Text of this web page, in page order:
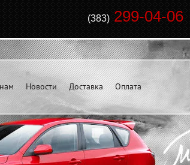
(383)299-04-
Новости Доставка Оплата